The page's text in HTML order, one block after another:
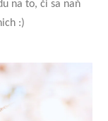
na to, či sa naň
:)